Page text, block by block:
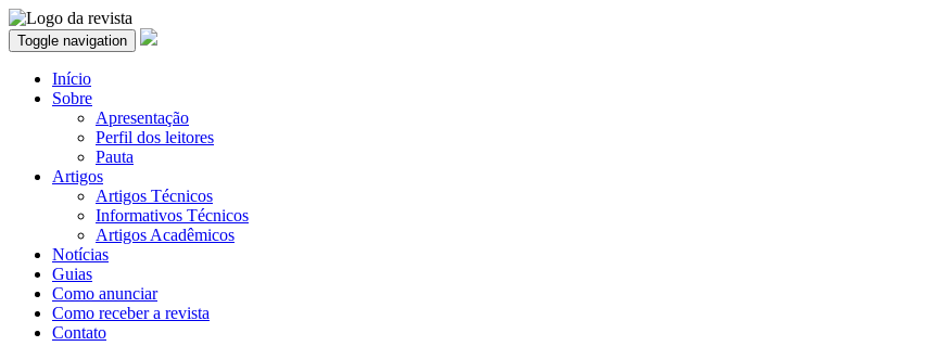
Toggle navigation
Início
Sobre
Apresentação
Perfil dos leitores
Pauta
Artigos
Artigos Técnicos
Informativos Técnicos
Artigos Acadêmicos
Notícias
Guias
Como anunciar
Como receber a revista
Contato